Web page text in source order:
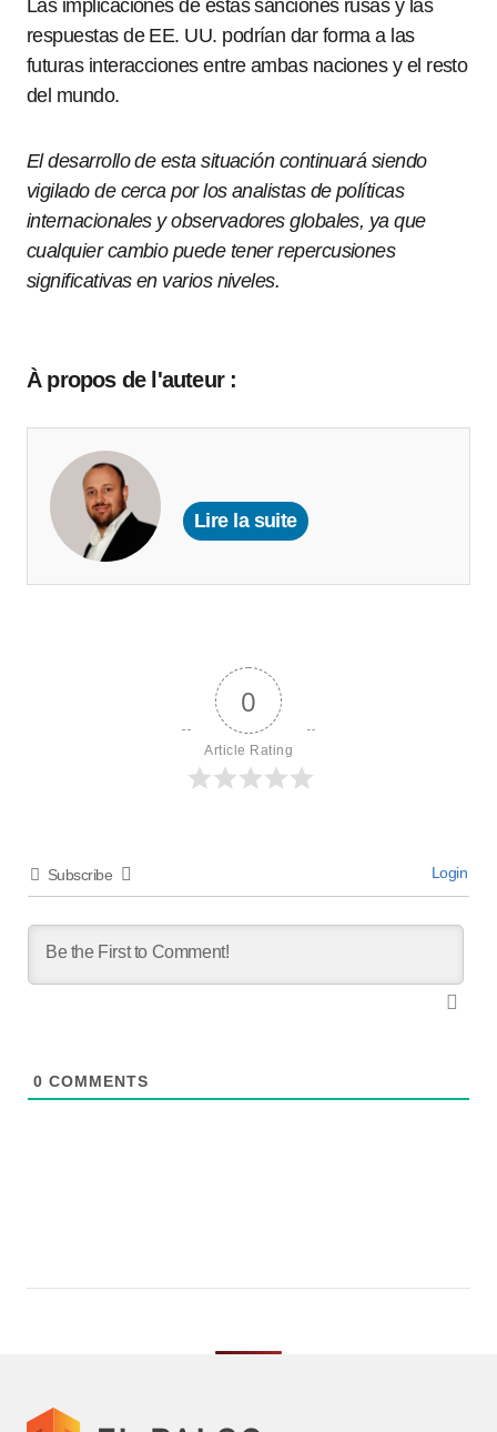
Las implicaciones de estas sanciones rusas y las
respuestas de EE. UU. podrían dar forma a las
futuras interacciones entre ambas naciones y el resto
del mundo.
El desarrollo de esta situación continuará siendo
vigilado de cerca por los analistas de políticas
internacionales y observadores globales, ya que
cualquier cambio puede tener repercusiones
significativas en varios niveles.
À propos de l'auteur :
Lire la suite
0
Article Rating
Subscribe Login
0 COMMENTS